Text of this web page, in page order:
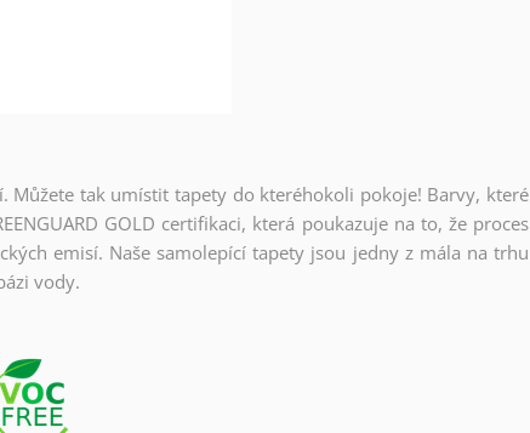
Můžete tak umístit tapety do kteréhokoli pokoje! Barvy, které
GOLD certifikaci, která poukazuje na to, že proces
emisí. Naše samolepící tapety jsou jedny z mála na trhu
vody.